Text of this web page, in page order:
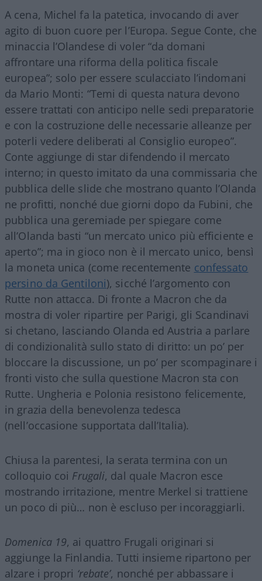
A cena, Michel fa la patetica, invocando di aver
agito di buon cuore per l’Europa. Segue Conte, che
minaccia l’Olandese di voler “da domani
affrontare una riforma della politica fiscale
europea”; solo per essere sculacciato l’indomani
da Mario Monti: “Temi di questa natura devono
essere trattati con anticipo nelle sedi preparatorie
e con la costruzione delle necessarie alleanze per
poterli vedere deliberati al Consiglio europeo”.
Conte aggiunge di star difendendo il mercato
interno; in questo imitato da una commissaria che
pubblica delle slide che mostrano quanto l’Olanda
ne profitti, nonché due giorni dopo da Fubini, che
pubblica una geremiade per spiegare come
all’Olanda basti “un mercato unico più efficiente e
aperto”; ma in gioco non è il mercato unico, bensì
la moneta unica (come recentemente confessato
persino da Gentiloni), sicché l’argomento con
Rutte non attacca. Di fronte a Macron che da
mostra di voler ripartire per Parigi, gli Scandinavi
si chetano, lasciando Olanda ed Austria a parlare
di condizionalità sullo stato di diritto: un po’ per
bloccare la discussione, un po’ per scompaginare i
fronti visto che sulla questione Macron sta con
Rutte. Ungheria e Polonia resistono felicemente,
in grazia della benevolenza tedesca
(nell’occasione supportata dall’Italia).
Chiusa la parentesi, la serata termina con un
colloquio coi Frugali, dal quale Macron esce
mostrando irritazione, mentre Merkel si trattiene
un poco di più… non è escluso per incoraggiarli.
Domenica 19, ai quattro Frugali originari si
aggiunge la Finlandia. Tutti insieme ripartono per
alzare i propri ‘rebate’, nonché per abbassare i